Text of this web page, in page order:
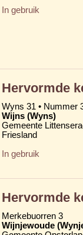
In gebruik
Hervormde
Wyns 31 • Nummer
Wijns (Wyns)
Gemeente
Friesland
In gebruik
Hervormde
Merkebuorren 3
Wijnjewoude